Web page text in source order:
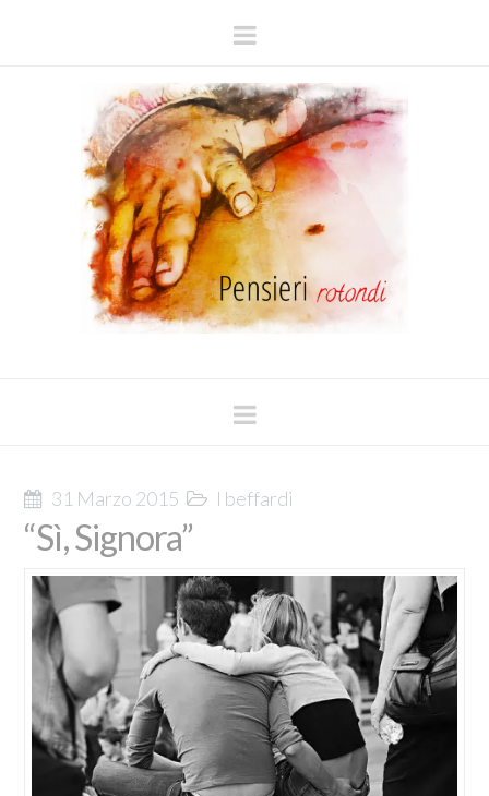
Navigation
Navigation
31 Marzo 2015 I beffardi
“Sì, Signora”